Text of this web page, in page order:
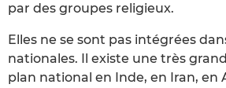
par des groupes religieux.
Elles ne se sont pas intégrées
nationales. Il existe une très
plan national en Inde, en Iran, en